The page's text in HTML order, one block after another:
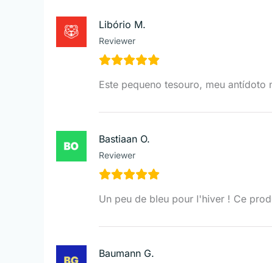
Libório M.
Reviewer
Este pequeno tesouro, meu
Bastiaan O.
Reviewer
Un peu de bleu pour l'hiver ! Ce
Baumann G.